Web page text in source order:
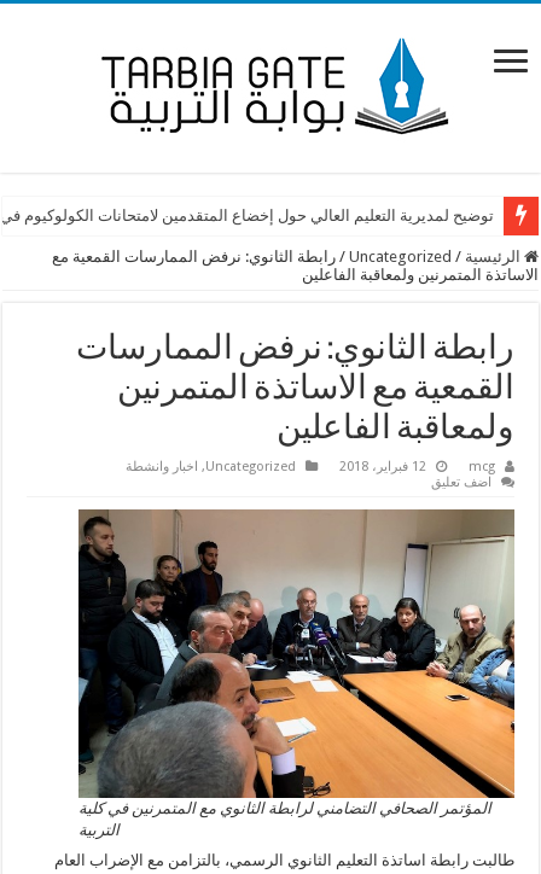
توضيح لمديرية التعليم العالي حول إخضاع المتقدمين لامتحانات الكولوكيوم
الرئيسية /
Uncategorized
/ رابطة الثانوي: نرفض الممارسات القمعية مع
الاساتذة المتمرنين ولمعاقبة الفاعلين
رابطة الثانوي: نرفض الممارسات
القمعية مع الاساتذة المتمرنين
ولمعاقبة الفاعلين
mcg 12 فبراير، 2018 Uncategorized
, اخبار وانشطة
اضف تعليق
المؤتمر الصحافي التضامني لرابطة الثانوي مع المتمرنين في كلية
التربية
طالبت رابطة اساتذة التعليم الثانوي الرسمي، بالتزامن مع الإضراب العام